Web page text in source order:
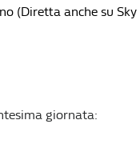
(Diretta anche su Sky
giornata: